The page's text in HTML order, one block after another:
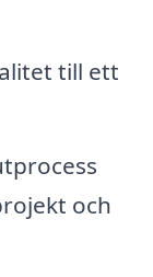
till ett
och